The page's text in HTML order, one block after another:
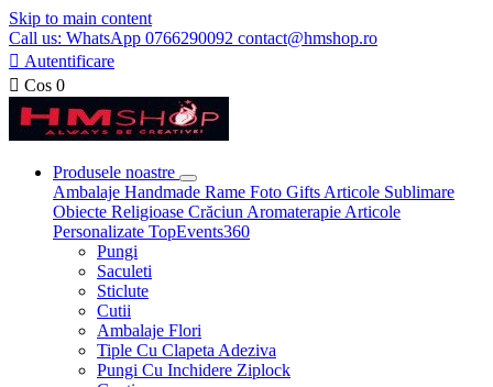
Skip to main content
Call us: WhatsApp 0766290092 contact@hmshop.ro
 Autentificare
 Cos 0
Produsele noastre
Ambalaje Handmade Rame Foto Gifts Articole Sublimare
Obiecte Religioase Crăciun Aromaterapie Articole
Personalizate TopEvents360
Pungi
Saculeti
Sticlute
Cutii
Ambalaje Flori
Tiple Cu Clapeta Adeziva
Pungi Cu Inchidere Ziplock